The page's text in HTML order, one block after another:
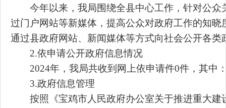
今年以来，我局围绕全县中心工作，针对公
过门户网站等新媒体，提高公众对政府工作的知
通过县政府网站、新闻媒体等方式向社会公开各类
2.依申请公开政府信息情况
2024年，我局共收到网上依申请件0件，其中
3.政府信息管理
按照《宝鸡市人民政府办公室关于推进重大